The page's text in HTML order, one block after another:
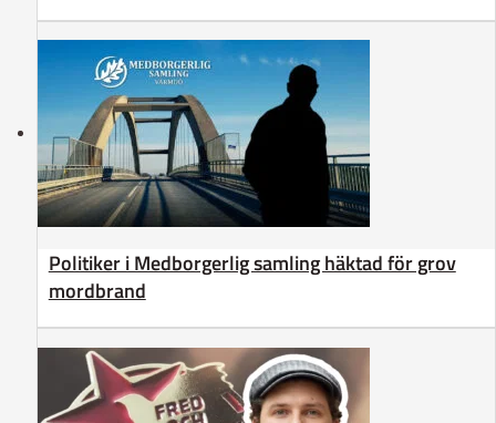
Politiker i Medborgerlig samling häktad för grov
mordbrand